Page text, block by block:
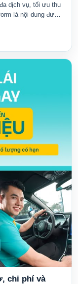
dịch vụ, tối ưu thu
là nội dung được
chi phí và